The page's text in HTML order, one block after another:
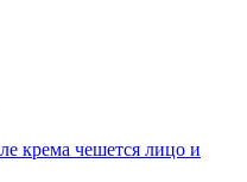
крема чешется лицо и